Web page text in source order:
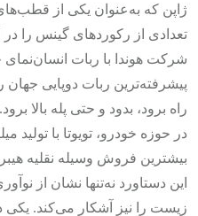
ژاپن که به‌عنوان یکی از
تعدادی از رکوردهای گینس را در
پیشرفته‌ترین ربات دوپایی جهان
راه برود، بدود و حتی پله بالا برود.
در حوزه خودرو، تویوتا با تولید
بیشترین فروش وسیله نقلیه
این دستاورد نه‌تنها نشان از
زیست را نیز آشکار می‌کند.یکی